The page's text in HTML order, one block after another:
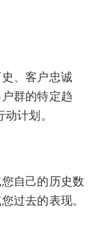
、客户忠诚
群的特定趋
计划。
自己的历史数
过去的表现。